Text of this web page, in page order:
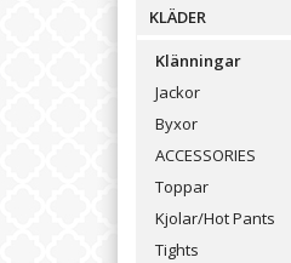
KLÄDER
Klänningar
Jackor
Byxor
ACCESSORIES
Toppar
Kjolar/Hot Pants
Tights